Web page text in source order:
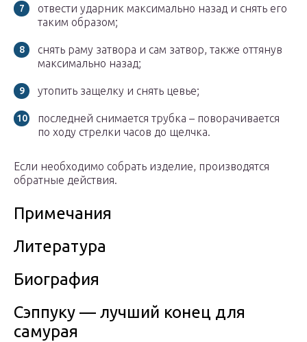
отвести ударник максимально назад и снять его
таким образом;
снять раму затвора и сам затвор, также оттянув
максимально назад;
утопить защелку и снять цевье;
последней снимается трубка – поворачивается
по ходу стрелки часов до щелчка.
Если необходимо собрать изделие, производятся
обратные действия.
Примечания
Литература
Биография
Сэппуку — лучший конец для
самурая